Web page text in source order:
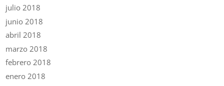
julio 2018
junio 2018
abril 2018
marzo 2018
febrero 2018
enero 2018